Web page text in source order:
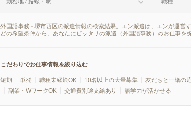
勤務地 / 路線・駅 職種
外国語事務 - 堺市西区の派遣情報の検索結果。エン派遣は、エンが運
どの希望条件から、あなたにピッタリの派遣（外国語事務）のお仕事を探
こだわりでお仕事情報を絞り込む
短期 単発 職種未経験OK 10名以上の大量募集 友だちと一緒の
副業・WワークOK
交通費別途支給あり 語学力が活かせる